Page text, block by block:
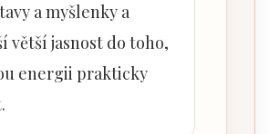
a myšlenky a
větší jasnost do toho,
energii prakticky